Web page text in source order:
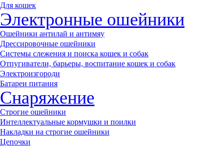
Для кошек
Электронные ошейники
Ошейники антилай и антимяу
Дрессировочные ошейники
Системы слежения и поиска кошек и собак
Отпугиватели, барьеры, воспитание кошек и собак
Электроизгороди
Батареи питания
Снаряжение
Строгие ошейники
Интеллектуальные кормушки и поилки
Накладки на строгие ошейники
Цепочки